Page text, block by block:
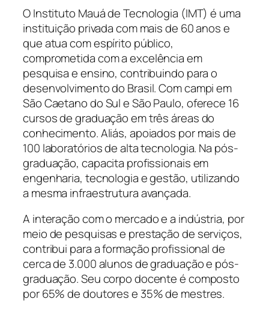
O Instituto Mauá de Tecnologia (IMT) é uma
instituição privada com mais de 60 anos e
que atua com espírito público,
comprometida com a excelência em
pesquisa e ensino, contribuindo para o
desenvolvimento do Brasil. Com campi em
São Caetano do Sul e São Paulo, oferece 16
cursos de graduação em três áreas do
conhecimento. Aliás, apoiados por mais de
100 laboratórios de alta tecnologia. Na pós-
graduação, capacita profissionais em
engenharia, tecnologia e gestão, utilizando
a mesma infraestrutura avançada.
A interação com o mercado e a indústria, por
meio de pesquisas e prestação de serviços,
contribui para a formação profissional de
cerca de 3.000 alunos de graduação e pós-
graduação. Seu corpo docente é composto
por 65% de doutores e 35% de mestres.